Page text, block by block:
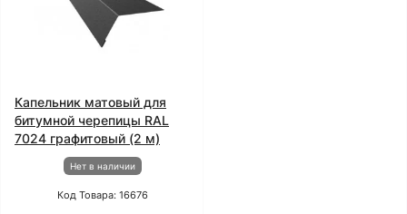
Капельник матовый для
битумной черепицы RAL
7024 графитовый (2 м)
Нет в наличии
Код Товара: 16676